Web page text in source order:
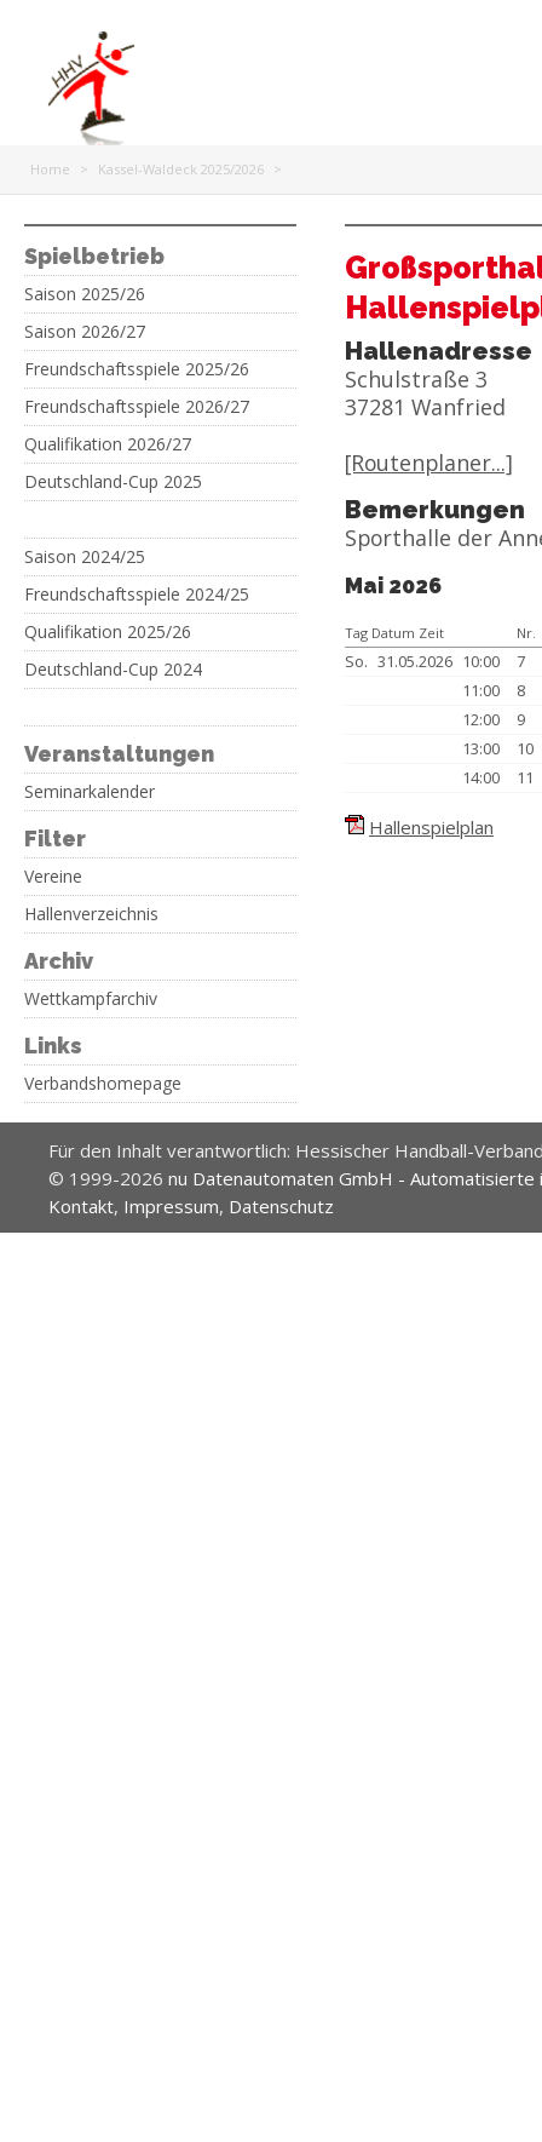
Home > Kassel-Waldeck 2025/2026 >
Spielbetrieb
Saison 2025/26
Saison 2026/27
Freundschaftsspiele 2025/26
Freundschaftsspiele 2026/27
Qualifikation 2026/27
Deutschland-Cup 2025
Saison 2024/25
Freundschaftsspiele 2024/25
Qualifikation 2025/26
Deutschland-Cup 2024
Veranstaltungen
Seminarkalender
Filter
Vereine
Hallenverzeichnis
Archiv
Wettkampfarchiv
Links
Verbandshomepage
Hallenadresse
Schulstraße 3
37281 Wanfried
[Routenplaner...]
Bemerkungen
Sporthalle der
Mai 2026
Tag Datum Zeit Nr.
So. 31.05.2026 10:00
7
11:00
8
12:00
9
13:00
10
14:00
11
Hallenspielplan
Für den Inhalt verantwortlich: Hessischer Handball-
© 1999-2026 nu Datenautomaten GmbH -
Kontakt, Impressum, Datenschutz